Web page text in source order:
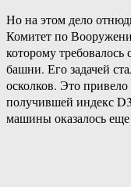
Но на этом дело
Комитет по
которому
башни. Его задачей
осколков. Это
получившей индекс
машины оказалось